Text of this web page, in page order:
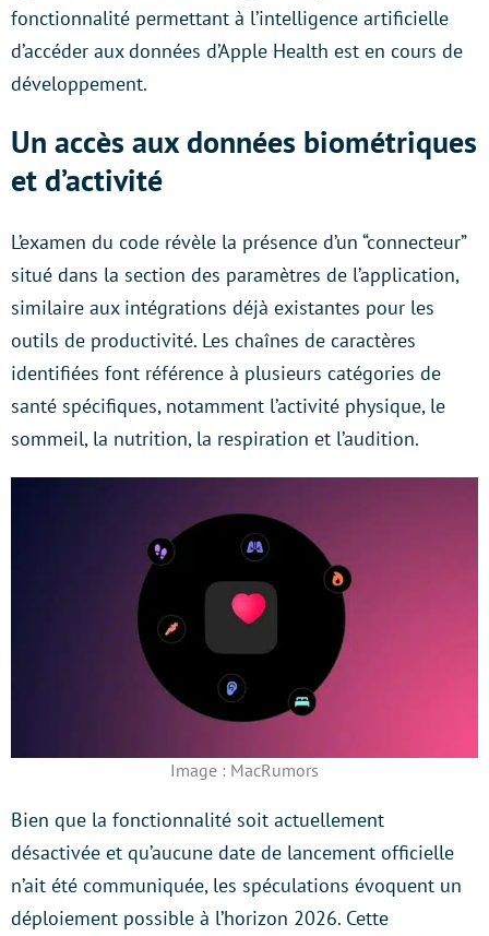
fonctionnalité permettant à l’intelligence artificielle
d’accéder aux données d’Apple Health est en cours de
développement.
Un accès aux données biométriques
et d’activité
L’examen du code révèle la présence d’un “connecteur”
situé dans la section des paramètres de l’application,
similaire aux intégrations déjà existantes pour les
outils de productivité. Les chaînes de caractères
identifiées font référence à plusieurs catégories de
santé spécifiques, notamment l’activité physique, le
sommeil, la nutrition, la respiration et l’audition.
Image : MacRumors
Bien que la fonctionnalité soit actuellement
désactivée et qu’aucune date de lancement officielle
n’ait été communiquée, les spéculations évoquent un
déploiement possible à l’horizon 2026. Cette